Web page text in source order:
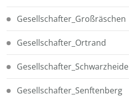
Gesellschafter_Großräschen
Gesellschafter_Ortrand
Gesellschafter_Schwarzheide
Gesellschafter_Senftenberg